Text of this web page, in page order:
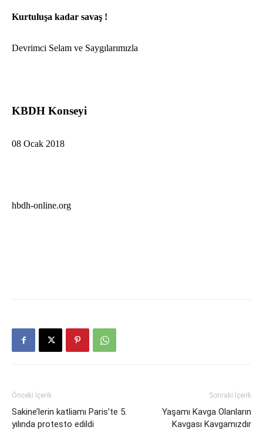
Kurtuluşa kadar savaş !
Devrimci Selam ve Saygılarımızla
KBDH Konseyi
08 Ocak 2018
hbdh-online.org
Önceki İçerik
Sakine’lerin katliamı Paris’te 5.
yılında protesto edildi
Sonraki İçerik
Yaşamı Kavga Olanların
Kavgası Kavgamızdır